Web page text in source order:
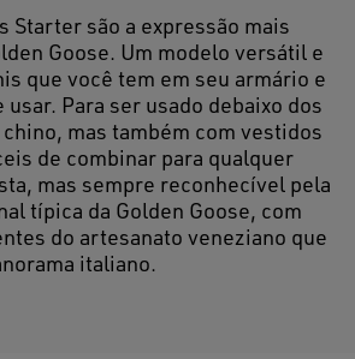
Starter são a expressão mais
Goose. Um modelo versátil e
que você tem em seu armário e
usar. Para ser usado debaixo dos
mas também com vestidos
de combinar para qualquer
mas sempre reconhecível pela
típica da Golden Goose, com
do artesanato veneziano que
italiano.